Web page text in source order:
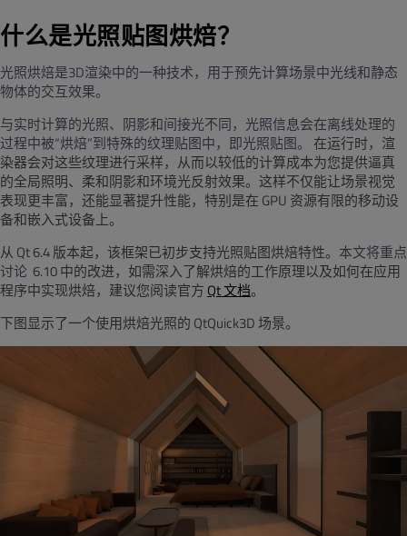
什么是光照贴图烘焙？
光照烘焙是3D渲染中的一种技术，用于预先计算场景中光线和静态
物体的交互效果。
与实时计算的光照、阴影和间接光不同，光照信息会在离线处理的
过程中被“烘焙”到特殊的纹理贴图中，即光照贴图。
在运行时，渲
染器会对这些纹理进行采样，从而以较低的计算成本为您提供逼真
的全局照明、柔和阴影和环境光反射效果。这样不仅能让场景视觉
表现更丰富，还能显著提升性能，特别是在 GPU 资源有限的移动设
备和嵌入式设备上。
从 Qt 6.4 版本起，该框架已初步支持光照贴图烘焙特性。 本文将重点
讨论 6.10 中的改进，如需深入了解烘焙的工作原理以及如何在应用
程序中实现烘焙，建议您阅读官方 Qt 文档。
下图显示了一个使用烘焙光照的 QtQuick3D 场景。